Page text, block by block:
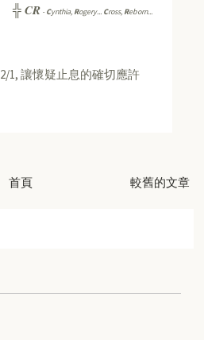
╬CR -Cynthia, Rogery... Cross, Reborn...
2/1, 讓懷疑止息的確切應許
較舊的文章
首頁